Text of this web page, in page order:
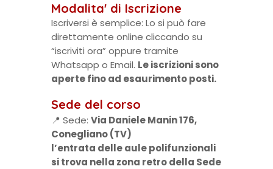
Modalita' di Iscrizione
Iscriversi è semplice: Lo si può fare
direttamente online cliccando su
“iscriviti ora” oppure tramite
Whatsapp o Email. Le iscrizioni sono
aperte fino ad esaurimento posti.
Sede del corso
📍 Sede: Via Daniele Manin 176,
Conegliano (TV)
l’entrata delle aule polifunzionali
si trova nella zona retro della Sede